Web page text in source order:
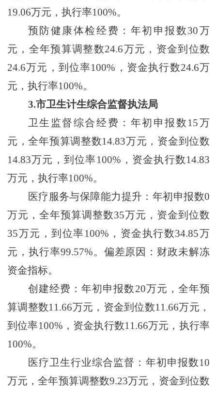
19.06万元，执行率100%。
预防健康体检经费：年初申报数30万
元，全年预算调整数24.6万元，资金到位数
24.6万元，到位率100% ，资金执行数24.6万
元，执行率100%。
3.市卫生计生综合监督执法局
卫生监督综合经费：年初申报数 15万
元，全年预算调整数14.83万元，资金到位数
14.83万元，到位率 100% ，资金执行数14.83
万元，执行率100%。
医疗服务与保障能力提升：年初申报数0
万元，全年预算调整数35万元，资金到位数
35万元，到位率 100% ，资金执行数34.85万
元，执行率99.57%。偏差原因：财政未解冻
资金指标。
创建经费：年初申报数20万元，全年预
算调整数11.66万元，资金到位数11.66万元，
到位率100% ，资金执行数11.66万元，执行率
100%。
医疗卫生行业综合监督：年初申报数10
万元，全年预算调整数9.23万元，资金到位数